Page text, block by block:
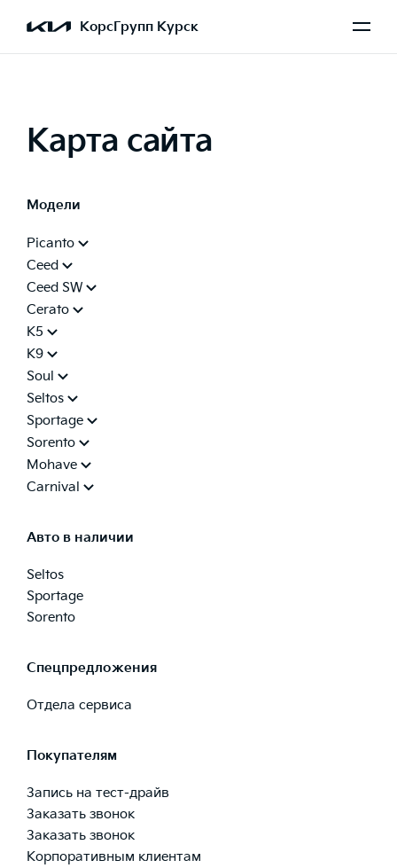
КорсГрупп Курск
Карта сайта
Модели
Picanto
Ceed
Ceed SW
Cerato
K5
K9
Soul
Seltos
Sportage
Sorento
Mohave
Carnival
Авто в наличии
Seltos
Sportage
Sorento
Спецпредложения
Отдела сервиса
Покупателям
Запись на тест-драйв
Заказать звонок
Заказать звонок
Корпоративным клиентам